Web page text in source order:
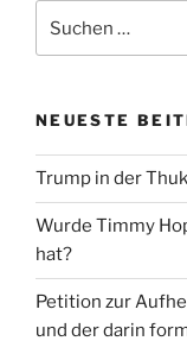
nach:
NEUESTE
Trump in der
Wurde Timmy
hat?
Petition zur
und der darin